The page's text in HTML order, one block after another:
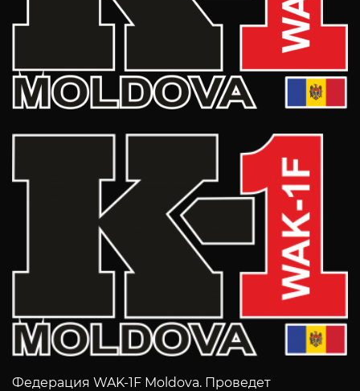
Федерация WAK-1F Moldova. Проведет